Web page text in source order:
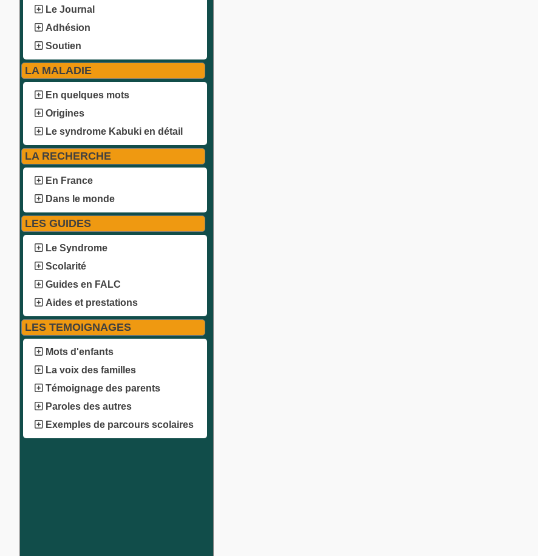
Le Journal
Adhésion
Soutien
LA MALADIE
En quelques mots
Origines
Le syndrome Kabuki en détail
LA RECHERCHE
En France
Dans le monde
LES GUIDES
Le Syndrome
Scolarité
Guides en FALC
Aides et prestations
LES TEMOIGNAGES
Mots d'enfants
La voix des familles
Témoignage des parents
Paroles des autres
Exemples de parcours scolaires